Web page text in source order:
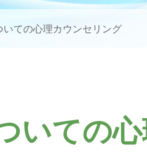
いての心理カウンセリング
いての